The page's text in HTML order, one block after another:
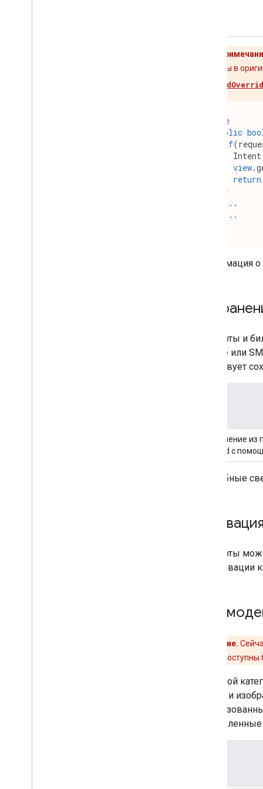
Важное
карты и билеты в
@Override
public
if(
Intent
view.
return
}
...
...
Информация
Все карты и
письме или
существует
Сохранение
Android с
Подробные
Все карты
об активации
Примечание.
временно
С каждой
тексты и